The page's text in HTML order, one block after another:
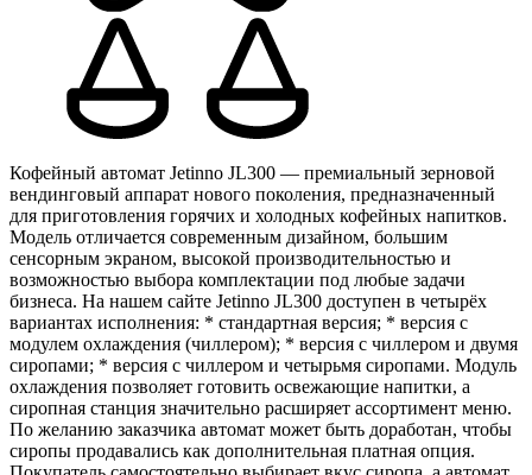
Кофейный автомат Jetinno JL300 — премиальный зерновой
вендинговый аппарат нового поколения, предназначенный
для приготовления горячих и холодных кофейных напитков.
Модель отличается современным дизайном, большим
сенсорным экраном, высокой производительностью и
возможностью выбора комплектации под любые задачи
бизнеса. На нашем сайте Jetinno JL300 доступен в четырёх
вариантах исполнения: * стандартная версия; * версия с
модулем охлаждения (чиллером); * версия с чиллером и двумя
сиропами; * версия с чиллером и четырьмя сиропами. Модуль
охлаждения позволяет готовить освежающие напитки, а
сиропная станция значительно расширяет ассортимент меню.
По желанию заказчика автомат может быть доработан, чтобы
сиропы продавались как дополнительная платная опция.